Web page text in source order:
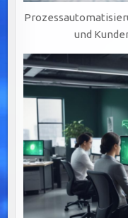
und